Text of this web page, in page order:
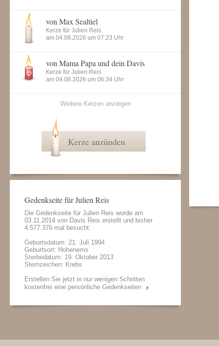
von Max Sealtiel
Kerze für Julien Reis
am 04.08.2026 um 07:23 Uhr
von Mama Papa und dein Davis
Kerze für Julien Reis
am 04.08.2026 um 06:34 Uhr
Weitere Kerzen anzeigen
Kerze anzünden
Gedenkseite für Julien Reis
Die Gedenkseite für Julien Reis wurde am
03.11.2014 von Davis Reis erstellt und bisher
4.577.376 mal besucht.
Geburtsdatum: 21. Juli 1994
Geburtsort: Hohenems
Sterbedatum: 19. Oktober 2013
Sternzeichen: Krebs
Erstellen Sie jetzt in nur wenigen Schritten
kostenfrei eine persönliche Gedenkseiten